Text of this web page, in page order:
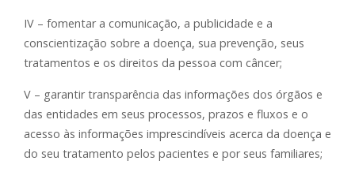
IV – fomentar a comunicação, a publicidade e a
conscientização sobre a doença, sua prevenção, seus
tratamentos e os direitos da pessoa com câncer;
V – garantir transparência das informações dos órgãos e
das entidades em seus processos, prazos e fluxos e o
acesso às informações imprescindíveis acerca da doença e
do seu tratamento pelos pacientes e por seus familiares;